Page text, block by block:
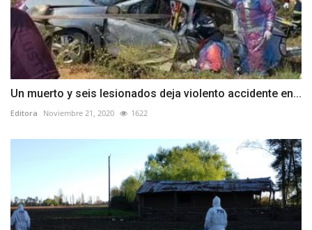
Un muerto y seis lesionados deja violento accidente en...
Editora Noviembre 21, 2020 1622